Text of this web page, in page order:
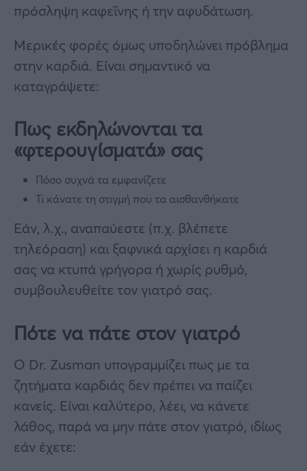
πρόσληψη καφεΐνης ή την αφυδάτωση.
Μερικές φορές όμως υποδηλώνει πρόβλημα
στην καρδιά. Είναι σημαντικό να
καταγράψετε:
Πως εκδηλώνονται τα
«φτερουγίσματά» σας
Πόσο συχνά τα εμφανίζετε
Τι κάνατε τη στιγμή που τα αισθανθήκατε
Εάν, λ.χ., αναπαύεστε (π.χ. βλέπετε
τηλεόραση) και ξαφνικά αρχίσει η καρδιά
σας να κτυπά γρήγορα ή χωρίς ρυθμό,
συμβουλευθείτε τον γιατρό σας.
Πότε να πάτε στον γιατρό
Ο Dr. Zusman υπογραμμίζει πως με τα
ζητήματα καρδιάς δεν πρέπει να παίζει
κανείς. Είναι καλύτερο, λέει, να κάνετε
λάθος, παρά να μην πάτε στον γιατρό, ιδίως
εάν έχετε: